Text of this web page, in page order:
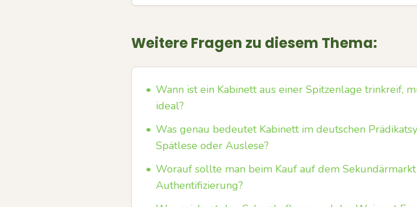
Weitere Fragen zu diesem Thema:
• Wann ist ein Kabinett aus einer Spitzenlage trinkreif,
ideal?
• Was genau bedeutet Kabinett im deutschen
Spätlese oder Auslese?
• Worauf sollte man beim Kauf auf dem
Authentifizierung?